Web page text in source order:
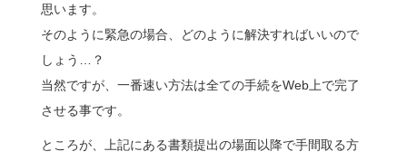
思います。
そのように緊急の場合、どのように解決すればいいので
しょう…？
当然ですが、一番速い方法は全ての手続をWeb上で完了
させる事です。
ところが、上記にある書類提出の場面以降で手間取る方